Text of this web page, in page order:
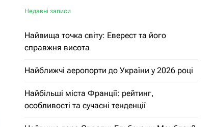
Недавні записи
Найвища точка світу: Еверест та його
справжня висота
Найближчі аеропорти до України у 2026 році
Найбільші міста Франції: рейтинг,
особливості та сучасні тенденції